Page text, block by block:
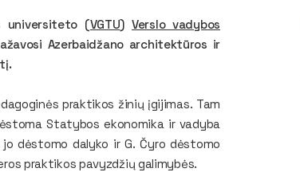
universiteto (VGTU)Verslo vadybos
Azerbaidžano architektūros ir
praktikos žinių įgijimas. Tam
Statybos ekonomika ir vadyba
dėstomo dalyko ir G. Čyro dėstomo
praktikos pavyzdžių galimybės.